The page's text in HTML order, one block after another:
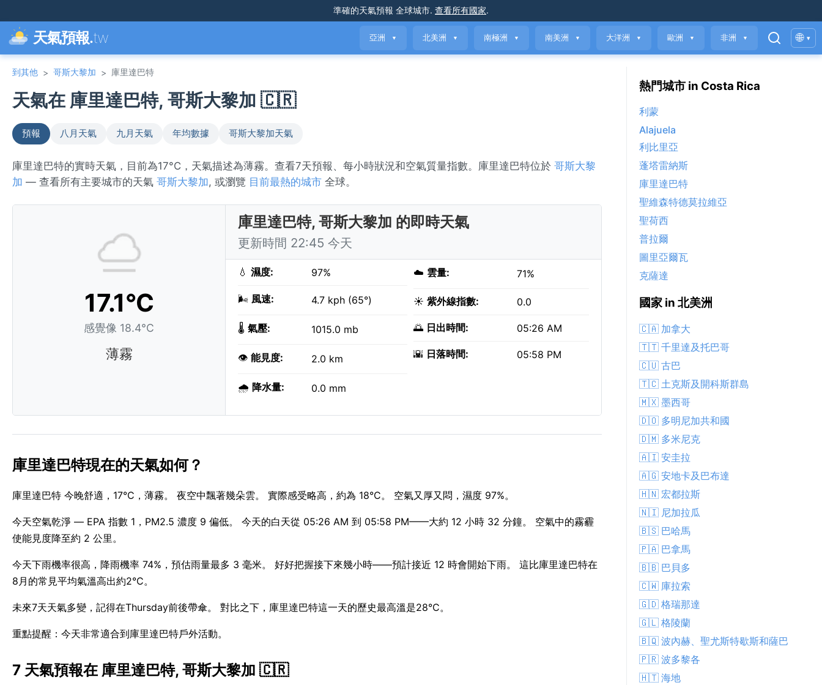
準確的天氣預報 全球城市. 查看所有國家.
天氣預報.tw 亞洲 ▼ 北美洲 ▼ 南極洲 ▼ 南美洲 ▼ 大洋洲 ▼ 歐洲 ▼ 非洲 ▼ 🌐 ▾
到其他 > 哥斯大黎加 > 庫里達巴特
天氣在 庫里達巴特, 哥斯大黎加 🇨🇷
預報 八月天氣 九月天氣 年均數據 哥斯大黎加天氣
庫里達巴特的實時天氣，目前為17°C，天氣描述為薄霧。查看7天預報、每小時狀況和空氣質量指數。庫里達巴特位於 哥斯大黎
加 — 查看所有主要城市的天氣 哥斯大黎加, 或瀏覽 目前最熱的城市 全球。
17.1°C
感覺像 18.4°C
薄霧
庫里達巴特, 哥斯大黎加 的即時天氣
更新時間 22:45 今天
💧 濕度: 97%
🌬️ 風速: 4.7 kph (65°)
🌡️ 氣壓: 1015.0 mb
👁️ 能見度: 2.0 km
🌧️ 降水量: 0.0 mm
☁️ 雲量: 71%
☀️ 紫外線指數: 0.0
🌅 日出時間: 05:26 AM
🌇 日落時間: 05:58 PM
庫里達巴特現在的天氣如何？
庫里達巴特 今晚舒適，17°C，薄霧。 夜空中飄著幾朵雲。 實際感受略高，約為 18°C。 空氣又厚又悶，濕度 97%。
今天空氣乾淨 — EPA 指數 1，PM2.5 濃度 9 偏低。 今天的白天從 05:26 AM 到 05:58 PM——大約 12 小時 32 分鐘。 空氣中的霧霾
使能見度降至約 2 公里。
今天下雨機率很高，降雨機率 74%，預估雨量最多 3 毫米。 好好把握接下來幾小時——預計接近 12 時會開始下雨。 這比庫里達巴特在
8月的常見平均氣溫高出約2°C。
未來7天天氣多變，記得在Thursday前後帶傘。 對比之下，庫里達巴特這一天的歷史最高溫是28°C。
重點提醒：今天非常適合到庫里達巴特戶外活動。
7 天氣預報在 庫里達巴特, 哥斯大黎加 🇨🇷
熱門城市 in Costa Rica
利蒙
Alajuela
利比里亞
蓬塔雷納斯
庫里達巴特
聖維森特德莫拉維亞
聖荷西
普拉爾
圖里亞爾瓦
克薩達
國家 in 北美洲
🇨🇦 加拿大
🇹🇹 千里達及托巴哥
🇨🇺 古巴
🇹🇨 土克斯及開科斯群島
🇲🇽 墨西哥
🇩🇴 多明尼加共和國
🇩🇲 多米尼克
🇦🇮 安圭拉
🇦🇬 安地卡及巴布達
🇭🇳 宏都拉斯
🇳🇮 尼加拉瓜
🇧🇸 巴哈馬
🇵🇦 巴拿馬
🇧🇧 巴貝多
🇨🇼 庫拉索
🇬🇩 格瑞那達
🇬🇱 格陵蘭
🇧🇶 波內赫、聖尤斯特歇斯和薩巴
🇵🇷 波多黎各
🇭🇹 海地